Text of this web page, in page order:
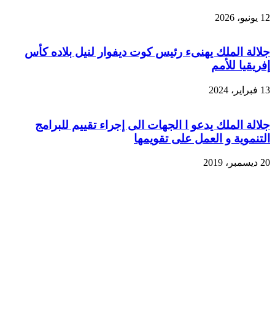
12 يونيو، 2026
جلالة الملك يهنىء رئيس كوت ديفوار لنيل بلاده كأس
إفريقيا للأمم
13 فبراير، 2024
جلالة الملك يدعو ا الجهات الى إجراء تقييم للبرامج
التنموية و العمل على تقويمها
20 ديسمبر، 2019